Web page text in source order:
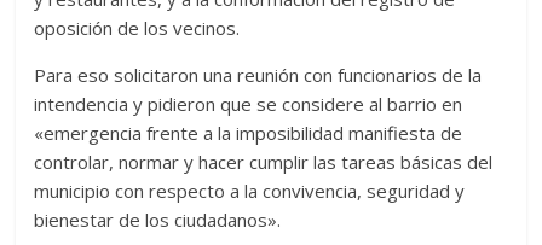
oposición de los vecinos.
Para eso solicitaron una reunión con funcionarios de la
intendencia y pidieron que se considere al barrio en
«emergencia frente a la imposibilidad manifiesta de
controlar, normar y hacer cumplir las tareas básicas del
municipio con respecto a la convivencia, seguridad y
bienestar de los ciudadanos».